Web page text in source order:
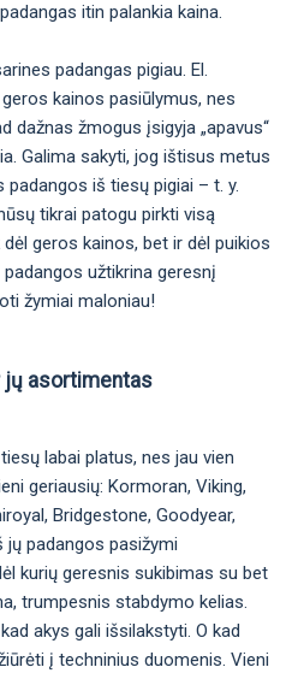
itin palankia kaina.
padangas pigiau. El.
kainos pasiūlymus, nes
dažnas žmogus įsigyja „apavus“
Galima sakyti, jog ištisus metus
iš tiesų pigiai – t. y.
tikrai patogu pirkti visą
geros kainos, bet ir dėl puikios
užtikrina geresnį
žymiai maloniau!
jų asortimentas
labai platus, nes jau vien
geriausių: Kormoran, Viking,
Bridgestone, Goodyear,
jų padangos pasižymi
kurių geresnis sukibimas su bet
trumpesnis stabdymo kelias.
akys gali išsilakstyti. O kad
į techninius duomenis. Vieni